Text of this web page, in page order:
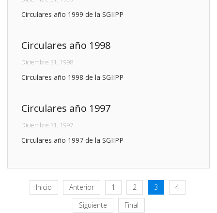
Circulares año 1999 de la SGIIPP
Circulares año 1998
Diciembre 31, 1998
Circulares año 1998 de la SGIIPP
Circulares año 1997
Diciembre 31, 1997
Circulares año 1997 de la SGIIPP
Inicio Anterior 1 2 3
4
Siguiente
Final